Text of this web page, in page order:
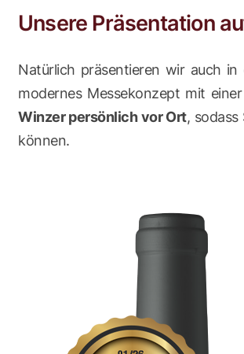
Unsere Präsentation
Natürlich präsentieren wir auch
modernes Messekonzept mit
Winzer persönlich vor Ort, sodass
können.